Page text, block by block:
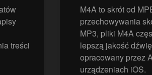
treści
M4A to skrót od
przechowywania
MP3, pliki M4A
lepszą jakość
opracowany przez
urządzeniach iOS.